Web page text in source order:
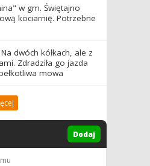
w gm. Świętajno
kociarnię. Potrzebne
dwóch kółkach, ale z
Zdradziła go jazda
mowa
Dodaj